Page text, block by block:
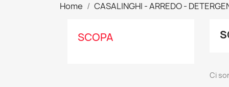
Home CASALINGHI - ARREDO -
SCOPA
Ci